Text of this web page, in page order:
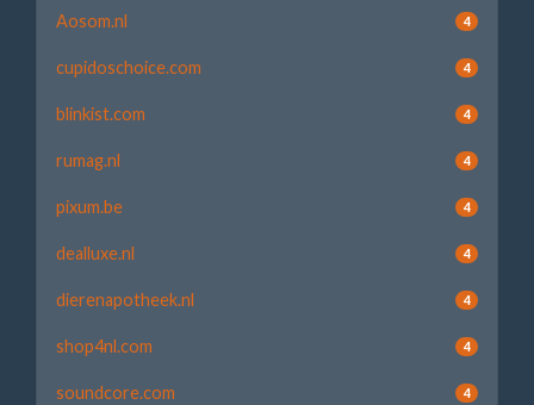
Aosom.nl 4
cupidoschoice.com 4
blinkist.com 4
rumag.nl 4
pixum.be 4
dealluxe.nl 4
dierenapotheek.nl 4
shop4nl.com 4
soundcore.com 4